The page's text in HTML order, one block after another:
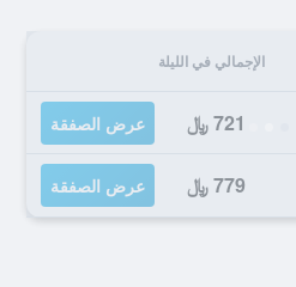
الإجمالي في الليلة
721 ﷼ عرض الصفقة
779 ﷼ عرض الصفقة